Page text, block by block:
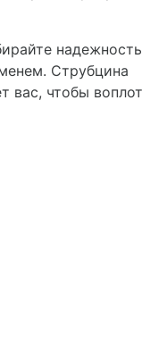
Струбцина
вас, чтобы